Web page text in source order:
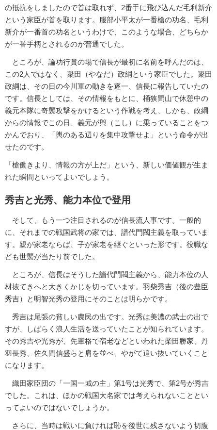
の抵抗をしましたので首は取れず、2番手に飛び込んだ毛利新介
という家臣が首を取ります。服部小平太が一番槍の功名、毛利
新介が一番首の功名というわけで、このような場合、どちらか
が一番手柄とされるのが普通でした。
ところが、論功行賞の場で信長が最初に名前を呼んだのは、
この2人ではなく、簗田（やなだ）政綱という家臣でした。簗田
政綱は、その日の今川軍の動きを逐一、信長に報告していたの
です。信長としては、その情報をもとに、桶狭間山で休憩中の
義元本隊に奇襲攻撃をかけるという作戦を考え、しかも、政綱
からの情報でこの日、義元が輿（こし）に乗っていることをつ
かんでおり、「輿のある辺りを集中攻撃せよ」という命令が出
せたのです。
「槍働きより、情報の方が上だ」という、新しい価値観が生ま
れた瞬間といってよいでしょう。
秀吉と光秀、能力本位で登用
そして、もう一つ注目されるのが信長流人事です。一般的
に、それまでの戦国武将の家では、譜代門閥主義を取っていま
す。親が家老ならば、子が家老を継ぐといった形です。役職な
ども世襲が当たり前でした。
ところが、信長はそうした譜代門閥主義から、能力本位の人
材抜てきへと大きくかじを切っています。羽柴秀吉（後の豊臣
秀吉）と明智光秀の登用にそのことは明らかです。
秀吉は尾張の貧しい農民の出です。光秀は美濃の武士の出で
すが、しばらく浪人生活を送っていたことが知られています。
その秀吉や光秀が、先輩格で宿老などといわれた柴田勝家、丹
羽長秀、佐久間信盛らと肩を並べ、やがて追い抜いていくこと
になります。
織田家臣団の「一国一城の主」第1号は光秀で、第2号が秀吉
でした。これは、ほかの戦国大名家では考えられないこととい
ってよいのではないでしょうか。
さらに、当時は戦いに負ければ恥を後世に残さないよう切腹